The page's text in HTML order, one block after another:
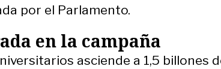
por el Parlamento.
en la campaña
asciende a 1,5 billones